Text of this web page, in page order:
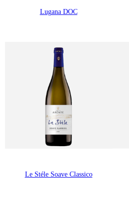
Lugana DOC
Le Stéle Soave Classico